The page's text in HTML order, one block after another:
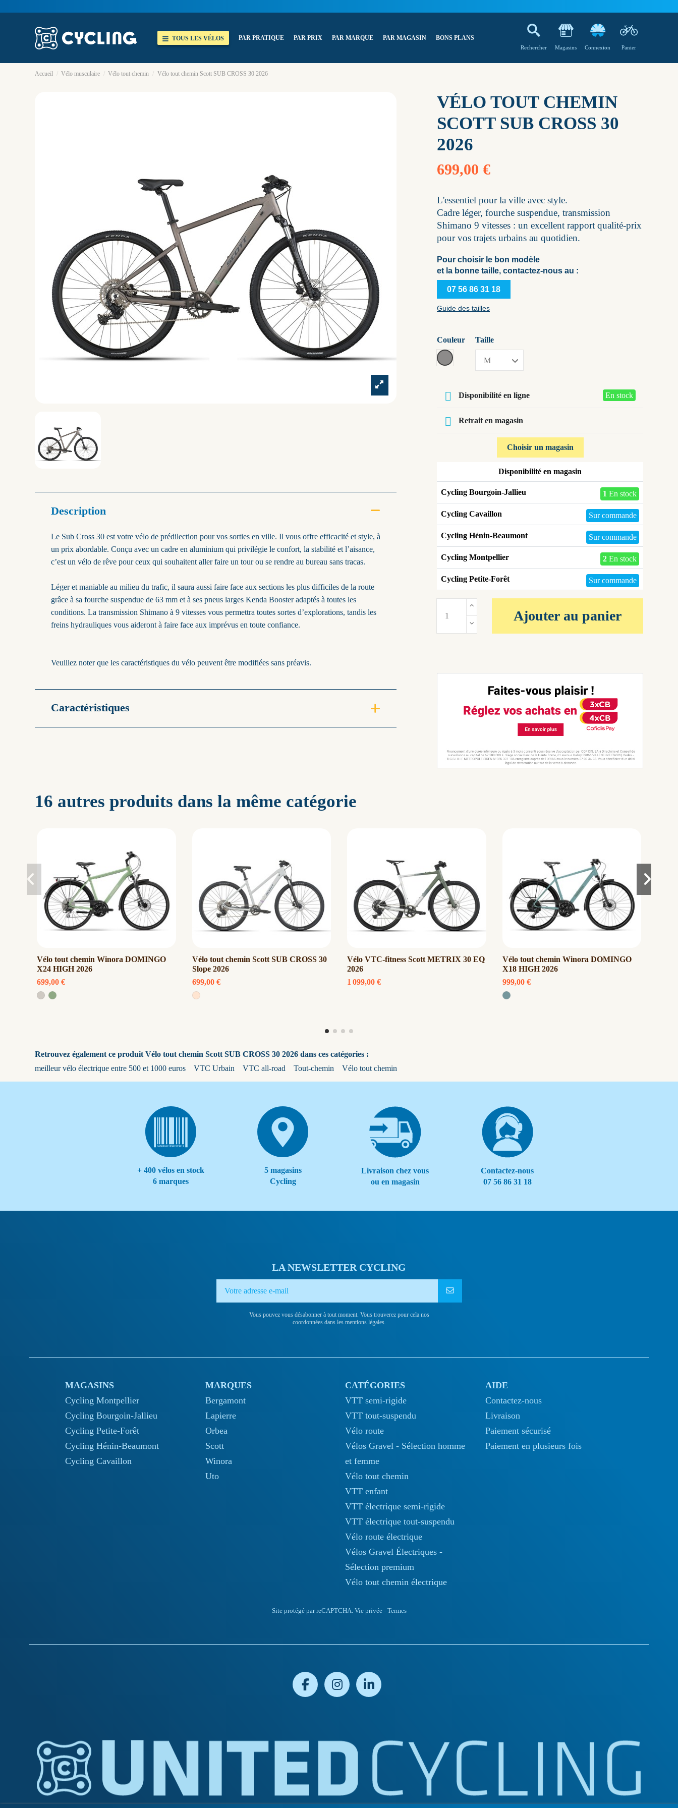
TOUS LES VÉLOS PAR PRATIQUE PAR PRIX PAR MARQUE PAR MAGASIN BONS PLANS
Rechercher Magasins Connexion Panier
Accueil Vélo musculaire Vélo tout chemin Vélo tout chemin Scott SUB CROSS 30 2026
Description
Le Sub Cross 30 est votre vélo de prédilection pour vos sorties en ville. Il vous offre efficacité et style, à
un prix abordable. Conçu avec un cadre en aluminium qui privilégie le confort, la stabilité et l’aisance,
c’est un vélo de rêve pour ceux qui souhaitent aller faire un tour ou se rendre au bureau sans tracas.
Léger et maniable au milieu du trafic, il saura aussi faire face aux sections les plus difficiles de la route
grâce à sa fourche suspendue de 63 mm et à ses pneus larges Kenda Booster adaptés à toutes les
conditions. La transmission Shimano à 9 vitesses vous permettra toutes sortes d’explorations, tandis les
freins hydrauliques vous aideront à faire face aux imprévus en toute confiance.
Veuillez noter que les caractéristiques du vélo peuvent être modifiées sans préavis.
Caractéristiques
VÉLO TOUT CHEMIN
SCOTT SUB CROSS 30
2026
699,00 €
L'essentiel pour la ville avec style.
Cadre léger, fourche suspendue, transmission
Shimano 9 vitesses : un excellent rapport qualité-prix
pour vos trajets urbains au quotidien.
Pour choisir le bon modèle
et la bonne taille, contactez-nous au :
07 56 86 31 18
Guide des tailles
Couleur
sword grey
Taille
Disponibilité en ligne En stock
Retrait en magasin
Choisir un magasin
Disponibilité en magasin
Cycling Bourgoin-Jallieu 1 En stock
Cycling Cavaillon Sur commande
Cycling Hénin-Beaumont Sur commande
Cycling Montpellier 2 En stock
Cycling Petite-Forêt Sur commande
Ajouter au panier
16 autres produits dans la même catégorie
Vélo tout chemin Winora DOMINGO
X24 HIGH 2026
699,00 €
Vélo tout chemin Scott SUB CROSS 30
Slope 2026
699,00 €
Vélo VTC-fitness Scott METRIX 30 EQ
2026
1 099,00 €
Vélo tout chemin Winora DOMINGO
X18 HIGH 2026
999,00 €
Retrouvez également ce produit Vélo tout chemin Scott SUB CROSS 30 2026 dans ces catégories :
meilleur vélo électrique entre 500 et 1000 euros
VTC Urbain VTC all-road Tout-chemin Vélo tout chemin
+ 400 vélos en stock
6 marques
5 magasins
Cycling
Livraison chez vous
ou en magasin
Contactez-nous
07 56 86 31 18
LA NEWSLETTER CYCLING
Vous pouvez vous désabonner à tout moment. Vous trouverez pour cela nos
coordonnées dans les mentions légales.
MAGASINS
Cycling Montpellier
Cycling Bourgoin-Jallieu
Cycling Petite-Forêt
Cycling Hénin-Beaumont
Cycling Cavaillon
MARQUES
Bergamont
Lapierre
Orbea
Scott
Winora
Uto
CATÉGORIES
VTT semi-rigide
VTT tout-suspendu
Vélo route
Vélos Gravel - Sélection homme
et femme
Vélo tout chemin
VTT enfant
VTT électrique semi-rigide
VTT électrique tout-suspendu
Vélo route électrique
Vélos Gravel Électriques -
Sélection premium
Vélo tout chemin électrique
AIDE
Contactez-nous
Livraison
Paiement sécurisé
Paiement en plusieurs fois
Site protégé par reCAPTCHA. Vie privée- Termes